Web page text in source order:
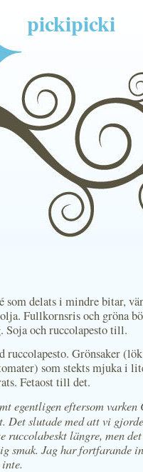
pickipicki
delats i mindre bitar,
Fullkornsris och gröna
Soja och ruccolapesto till.
ruccolapesto. Grönsaker
som stekts mjuka i
Fetaost till det.
egentligen eftersom
Det slutade med att vi gjorde
ruccolabeskt längre, men
smak. Jag har fortfarande